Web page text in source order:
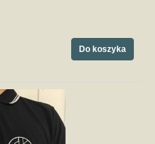
Do koszyka